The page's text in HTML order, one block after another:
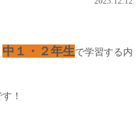
中１・２年生で学習する内
！